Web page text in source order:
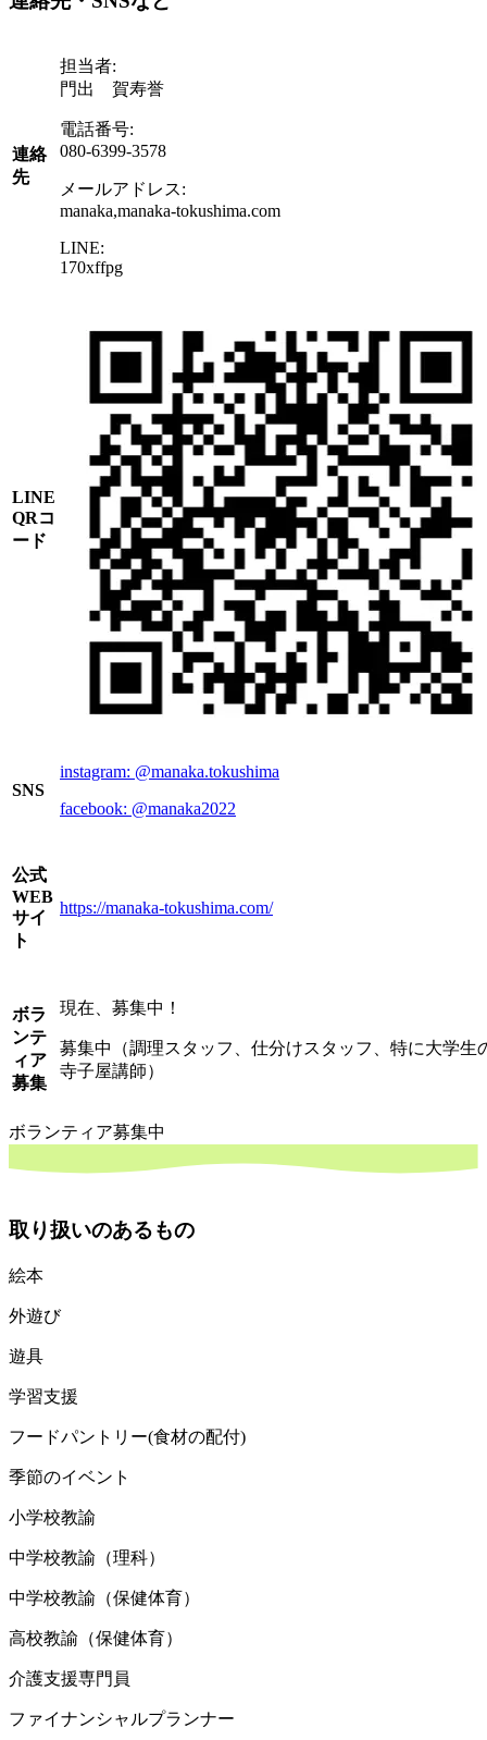
連絡
先
担当者:
門出 賀寿誉
電話番号:
080-6399-3578
メールアドレス:
manaka,manaka-tokushima.com
LINE:
170xffpg
LINE
QRコ
ード
SNS
instagram: @manaka.tokushima
facebook: @manaka2022
公式
WEB
サイ
ト
https://manaka-tokushima.com/
ボラ
ンテ
ィア
募集
現在、募集中！
募集中（調理スタッフ、仕分けスタッフ、特に大学生
寺子屋講師）
ボランティア募集中
取り扱いのあるもの
絵本
外遊び
遊具
学習支援
フードパントリー(食材の配付)
季節のイベント
小学校教諭
中学校教諭（理科）
中学校教諭（保健体育）
高校教諭（保健体育）
介護支援専門員
ファイナンシャルプランナー